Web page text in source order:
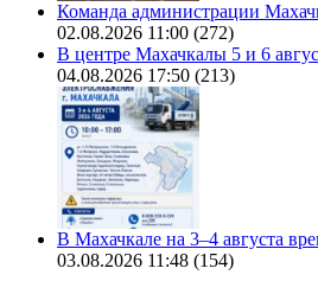
Команда администрации
02.08.2026 11:00 (272)
В центре Махачкалы 5 и 6
04.08.2026 17:50 (213)
В Махачкале на 3–4 августа
03.08.2026 11:48 (154)